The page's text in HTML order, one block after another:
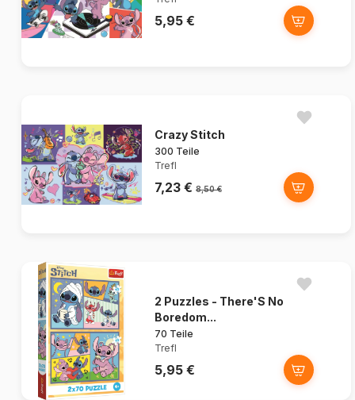
5,95 €
Crazy Stitch
300 Teile
Trefl
7,23 € 8,50 €
2 Puzzles - There'S No
Boredom...
70 Teile
Trefl
5,95 €